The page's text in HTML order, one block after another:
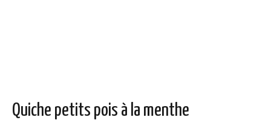
Quiche petits pois à la menthe